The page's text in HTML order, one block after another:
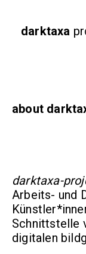
darktaxa
about
darktaxa-
Arbeits- und
Schnittstelle
digitalen